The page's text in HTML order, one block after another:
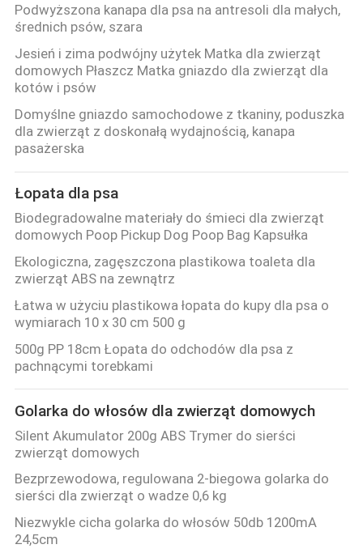
Podwyższona kanapa dla psa na antresoli dla małych,
średnich psów, szara
Jesień i zima podwójny użytek Matka dla zwierząt
domowych Płaszcz Matka gniazdo dla zwierząt dla
kotów i psów
Domyślne gniazdo samochodowe z tkaniny, poduszka
dla zwierząt z doskonałą wydajnością, kanapa
pasażerska
Łopata dla psa
Biodegradowalne materiały do śmieci dla zwierząt
domowych Poop Pickup Dog Poop Bag Kapsułka
Ekologiczna, zagęszczona plastikowa toaleta dla
zwierząt ABS na zewnątrz
Łatwa w użyciu plastikowa łopata do kupy dla psa o
wymiarach 10 x 30 cm 500 g
500g PP 18cm Łopata do odchodów dla psa z
pachnącymi torebkami
Golarka do włosów dla zwierząt domowych
Silent Akumulator 200g ABS Trymer do sierści
zwierząt domowych
Bezprzewodowa, regulowana 2-biegowa golarka do
sierści dla zwierząt o wadze 0,6 kg
Niezwykle cicha golarka do włosów 50db 1200mA
24,5cm